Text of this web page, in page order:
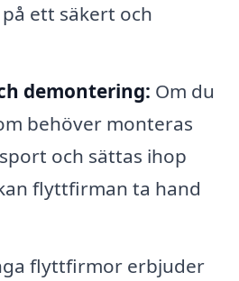
ett säkert och
demontering: Om du
behöver monteras
och sättas ihop
flyttfirman ta hand
flyttfirmor erbjuder